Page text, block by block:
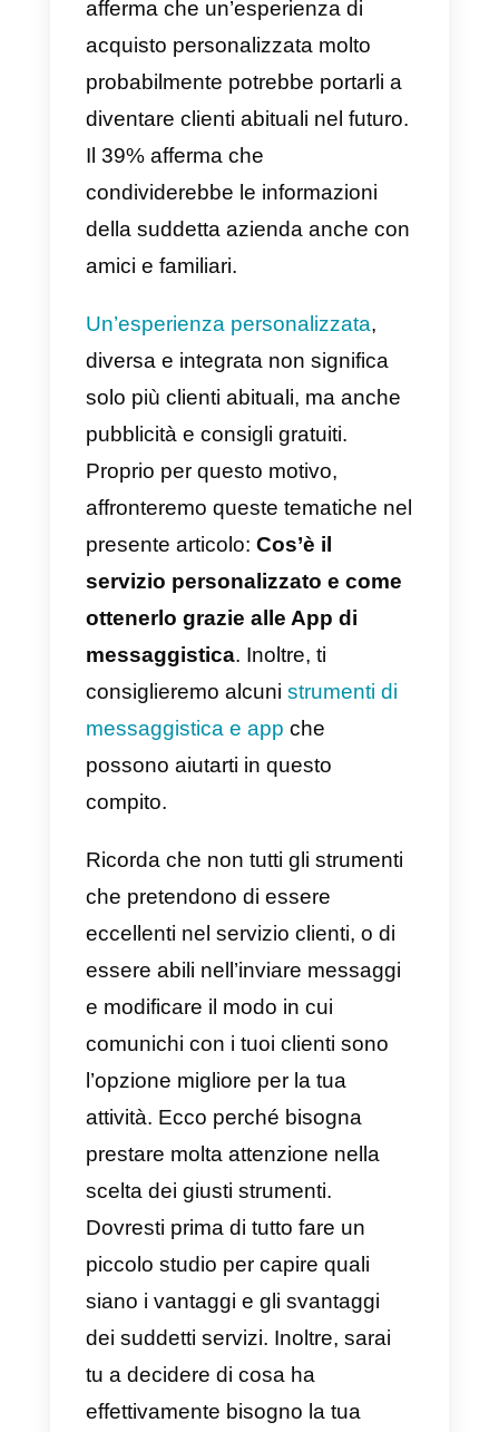
riescono a farle sentire fidate,
ascoltate e amate. I clienti
desiderano un trattamento
personalizzato e diverso.
Secondo alcuni studi effettuati
2017, il 71% dei clienti trova
impersonale
; fino al 37% di
questi clienti frustrati avrà
probabilità di acquistare
che adottano questo approccio.
D’altra parte, il 44% dei clienti
afferma che un’esperienza di
acquisto personalizzata molto
probabilmente potrebbe portarli a
diventare clienti abituali nel
Il 39% afferma che
condividerebbe le informazioni
della suddetta azienda anche
amici e familiari.
Un’esperienza personalizzata
solo più clienti abituali, ma anche
pubblicità e consigli gratuiti.
Proprio per questo motivo,
affronteremo queste tematiche
presente articolo:
Cos’è il
servizio personalizzato e come
ottenerlo grazie alle App di
messaggistica . Inoltre, ti